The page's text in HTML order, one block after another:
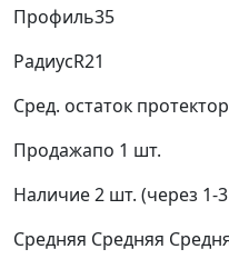
Профиль35
РадиусR21
Сред. остаток
Продажапо 1 шт.
Наличие2 шт. (через 1-
Средняя Средняя